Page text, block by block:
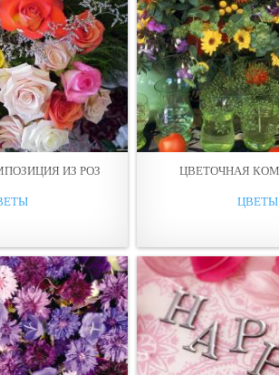
ИЗ РОЗ ЦВЕТОЧНАЯ
ЦВЕТЫ